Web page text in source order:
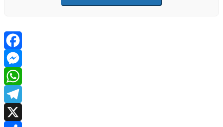
Facebook
Messenger
WhatsApp
Telegram